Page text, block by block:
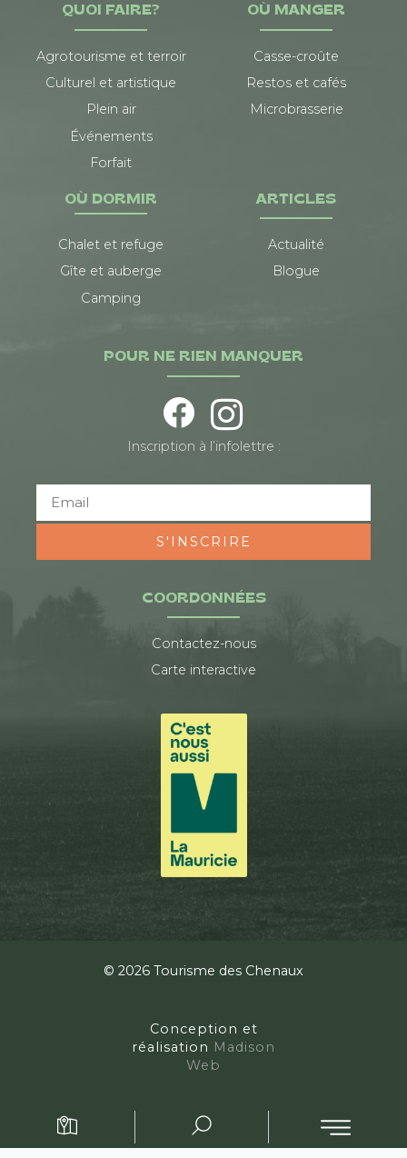
QUOI FAIRE?
Agrotourisme et terroir
Culturel et artistique
Plein air
Événements
Forfait
OÙ MANGER
Casse-croûte
Restos et cafés
Microbrasserie
OÙ DORMIR
Chalet et refuge
Gîte et auberge
Camping
ARTICLES
Actualité
Blogue
COORDONNÉES
Contactez-nous
Carte interactive
POUR NE RIEN MANQUER
Inscription à l’infolettre :
S'INSCRIRE
© 2026 Tourisme des Chenaux
Conception et
réalisation Madison
Web